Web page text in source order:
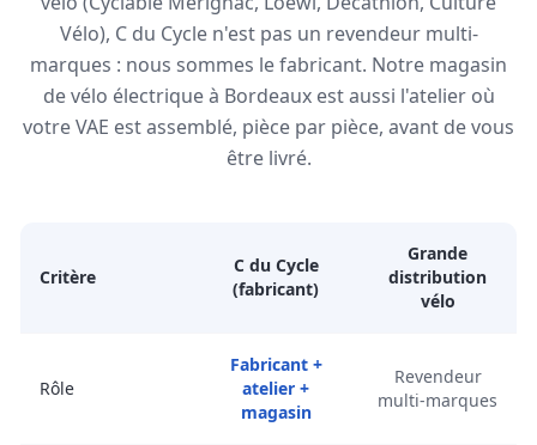
Vélo), C du Cycle n'est pas un revendeur multi-
marques : nous sommes le fabricant. Notre magasin
de vélo électrique à Bordeaux est aussi l'atelier où
votre VAE est assemblé, pièce par pièce, avant de vous
être livré.
Critère
C du Cycle
(fabricant)
Grande
distribution
vélo
Rôle
Fabricant +
atelier +
magasin
Revendeur
multi-marques